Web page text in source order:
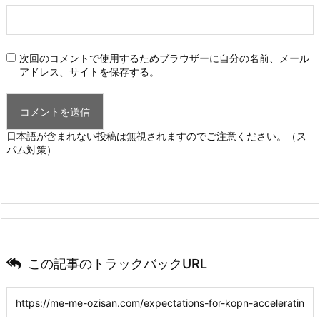
次回のコメントで使用するためブラウザーに自分の名前、メール
アドレス、サイトを保存する。
日本語が含まれない投稿は無視されますのでご注意ください。（ス
パム対策）
この記事のトラックバックURL